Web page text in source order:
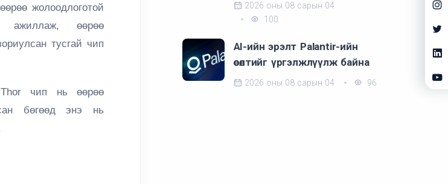
жолоодлоготой
ажиллаж, өөрөө
тусгай чип
чип нь өөрөө
бөгөөд энэ нь
2026 оны 08 сарын 04
100
AI-ийн эрэлт Palantir-ийн
өсөлтийг үргэлжлүүлж байна
2026 оны 08 сарын 04 96